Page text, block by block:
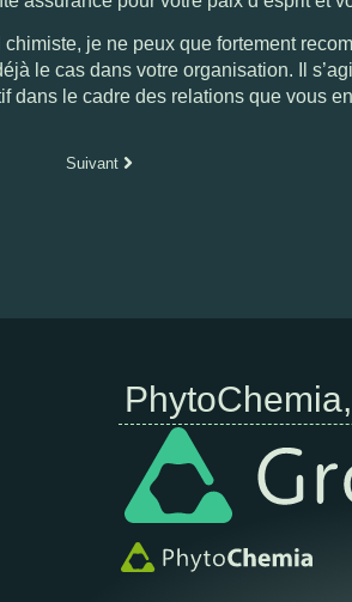
je ne peux que fortement
le cas dans votre organisation. Il
dans le cadre des relations que vous
Suivant